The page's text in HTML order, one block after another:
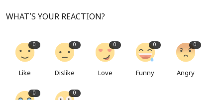
WHAT'S YOUR REACTION?
0
Like
0
Dislike
0
Love
0
Funny
0
Angry
0 0